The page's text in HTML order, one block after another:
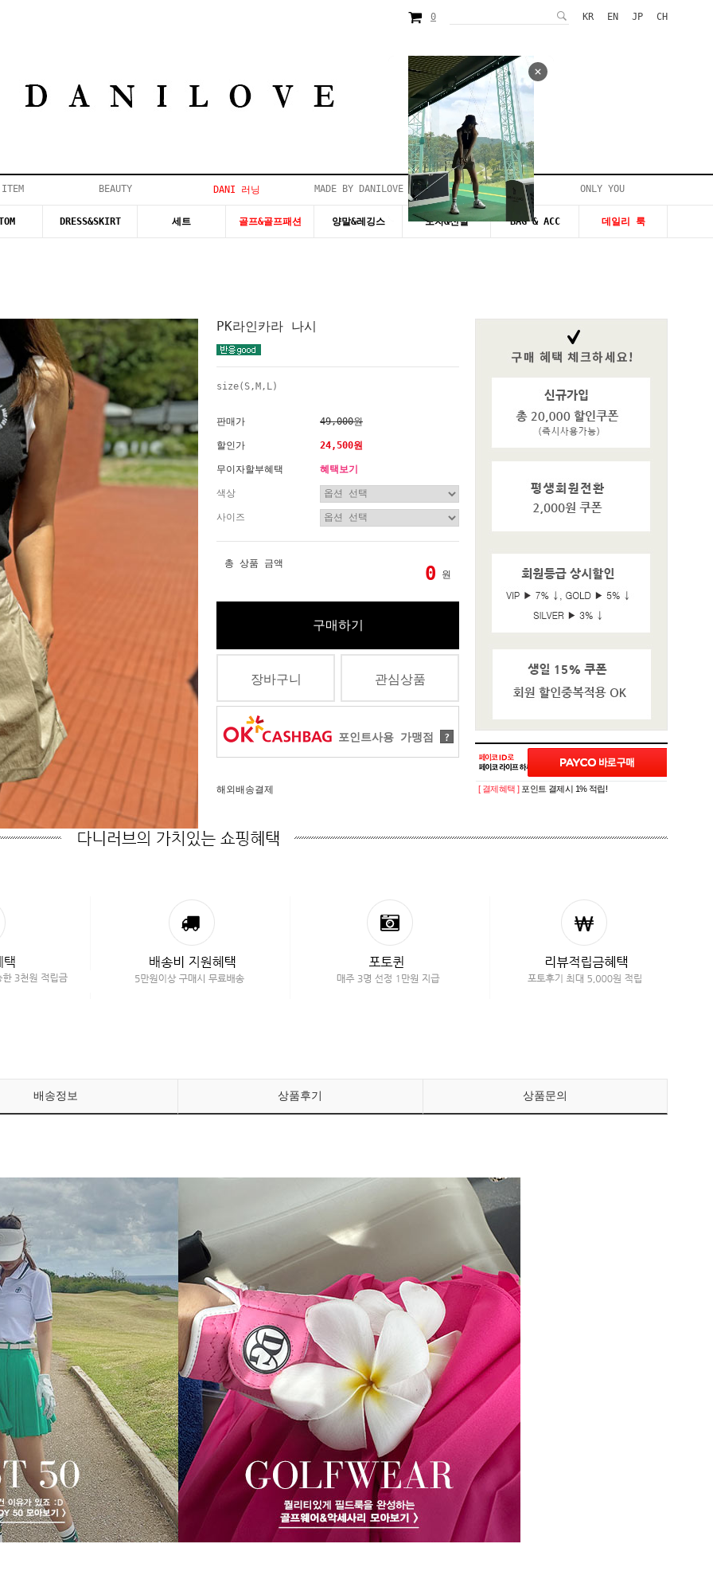
0 KR EN JP CH
BEAUTY DANI 러닝 MADE BY DANILOVE 시즌20~50%세일 ONLY YOU
DRESS&SKIRT 세트 골프&골프패션 양말&레깅스 모자&신발 BAG & ACC 데일리 룩
PK라인카라 나시
size(S,M,L)
판매가 49,000원
할인가 24,500원
무이자할부혜택 혜택보기
색상
사이즈
총 상품 금액 0 원
구매하기
장바구니 관심상품
포인트사용 가맹점 ?
해외배송결제 [ 결제혜택 ] 포인트 결제시 1% 적립!
배송정보 상품후기 상품문의